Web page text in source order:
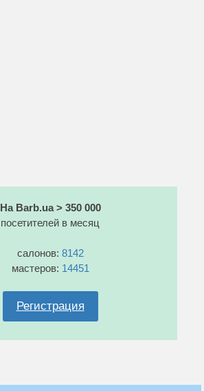
На Barb.ua > 350 000
посетителей в месяц
салонов: 8142
мастеров: 14451
Регистрация